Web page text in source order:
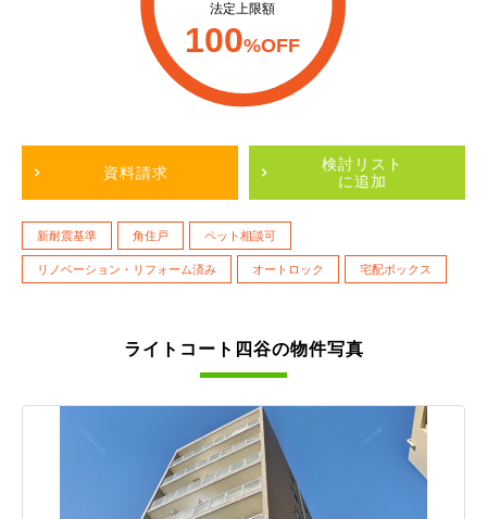
法定上限額
100%OFF
資料請求
検討リスト
に追加
新耐震基準 角住戸 ペット相談可
リノベーション・リフォーム済み オートロック 宅配ボックス
ライトコート四谷の物件写真